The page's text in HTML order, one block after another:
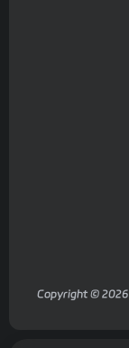
Copyright © 2026